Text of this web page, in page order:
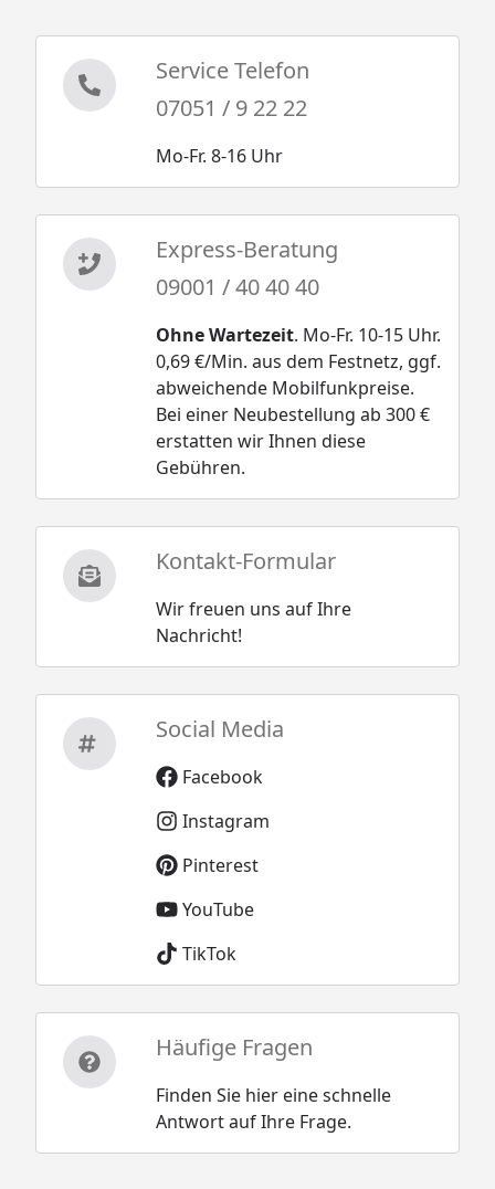
Service Telefon
07051 / 9 22 22
Mo-Fr. 8-16 Uhr
Express-Beratung
09001 / 40 40 40
Ohne Wartezeit. Mo-Fr. 10-15 Uhr.
0,69 €/Min. aus dem Festnetz, ggf.
abweichende Mobilfunkpreise.
Bei einer Neubestellung ab 300 €
erstatten wir Ihnen diese
Gebühren.
Kontakt-Formular
Wir freuen uns auf Ihre
Nachricht!
Social Media
Facebook
Instagram
Pinterest
YouTube
TikTok
Häufige Fragen
Finden Sie hier eine schnelle
Antwort auf Ihre Frage.